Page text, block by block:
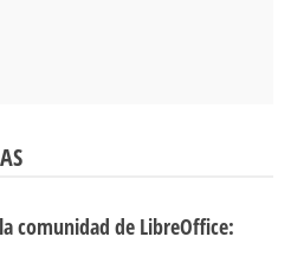
comunidad de LibreOffice: